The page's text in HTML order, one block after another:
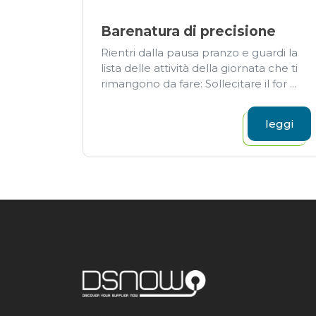
Barenatura di precisione
Rientri dalla pausa pranzo e guardi la
lista delle attività della giornata che ti
rimangono da fare: Sollecitare il for ...
leggi